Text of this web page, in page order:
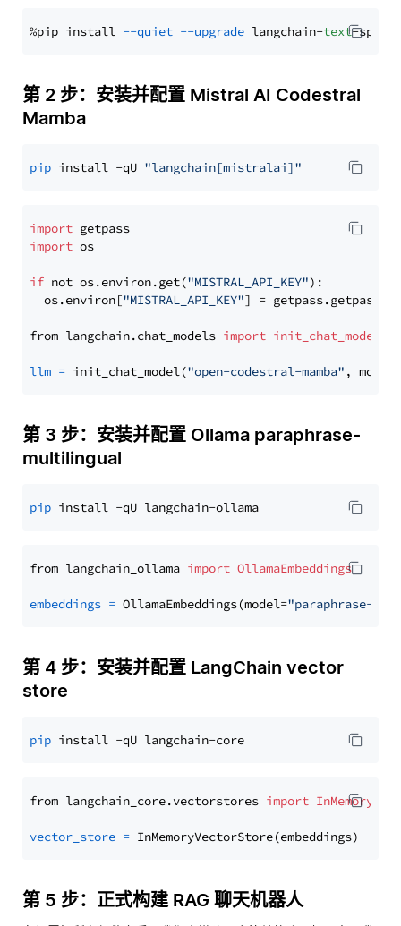
%pip install --quiet --upgrade langchain-text
第 2 步：安装并配置 Mistral AI Codestral
Mamba
pip install -qU "langchain[mistralai]"
import
import os
if not os.environ.get("MISTRAL_API_KEY"):
  os.environ[
"MISTRAL_API_KEY"] = getpass.getpass(
from langchain.chat_models import init_chat_model
llm = init_chat_model("open-codestral-mamba" ,
第 3 步：安装并配置 Ollama paraphrase-
multilingual
pip
from langchain_ollama import OllamaEmbeddings
embeddings = OllamaEmbeddings(model="paraphrase-
第 4 步：安装并配置 LangChain vector
store
pip
from langchain_core.vectorstores import
vector_store =
第 5 步：正式构建 RAG 聊天机器人